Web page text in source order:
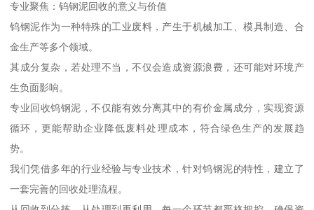
专业聚焦：钨钢泥回收的意义与价值
钨钢泥作为一种特殊的工业废料，产生于机械加工、模具制造、合
金生产等多个领域。
其成分复杂，若处理不当，不仅会造成资源浪费，还可能对环境产
生负面影响。
专业回收钨钢泥，不仅能有效分离其中的有价金属成分，实现资源
循环，更能帮助企业降低废料处理成本，符合绿色生产的发展趋
势。
我们凭借多年的行业经验与专业技术，针对钨钢泥的特性，建立了
一套完善的回收处理流程。